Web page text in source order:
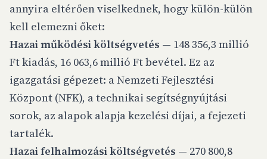
annyira eltérően viselkednek, hogy külön-külön
kell elemezni őket:
Hazai működési költségvetés — 148 356,3 millió
Ft kiadás, 16 063,6 millió Ft bevétel. Ez az
igazgatási gépezet: a Nemzeti Fejlesztési
Központ (NFK), a technikai segítségnyújtási
sorok, az alapok alapja kezelési díjai, a fejezeti
tartalék.
Hazai felhalmozási költségvetés — 270 800,8